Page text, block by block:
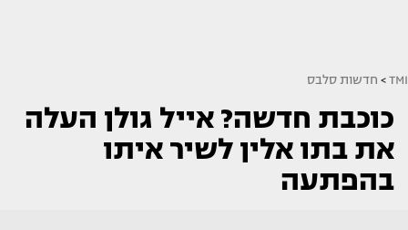
TMI
> חדשות סלבס
כוכבת חדשה? אייל גולן העלה
את בתו אלין לשיר איתו
בהפתעה